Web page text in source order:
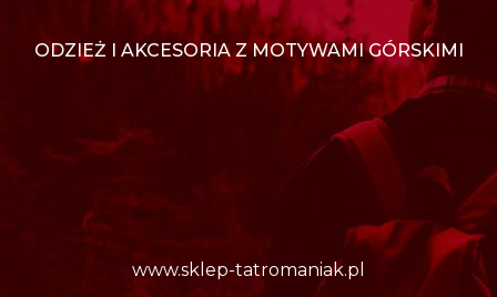
ODZIEŻ I AKCESORIA Z MOTYWAMI GÓRSKIMI
www.sklep-tatromaniak.pl